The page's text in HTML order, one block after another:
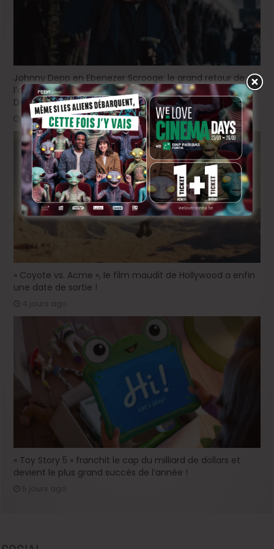
Johnny Depp en Ebenezer Scrooge: le grand retour de
l’acteur dans une relecture sombre du classique de
Dickens !
2 jours ago
« Coyote vs. Acme », le film maudit de Hollywood a enfin
une date de sortie !
4 jours ago
« Toy Story 5 » franchit le cap du milliard de dollars et
devient le plus grand succès de l’année !